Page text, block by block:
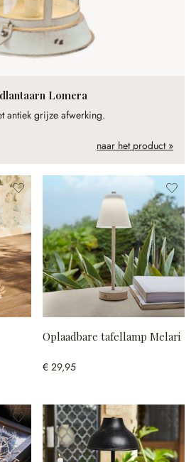
Lomera
antiek grijze afwerking.
naar het product »
Oplaadbare tafellamp Melari
€ 29,95